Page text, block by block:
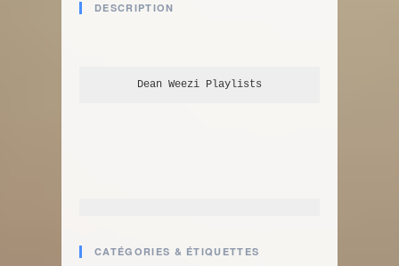
DESCRIPTION
Dean Weezi Playlists
CATÉGORIES & ÉTIQUETTES